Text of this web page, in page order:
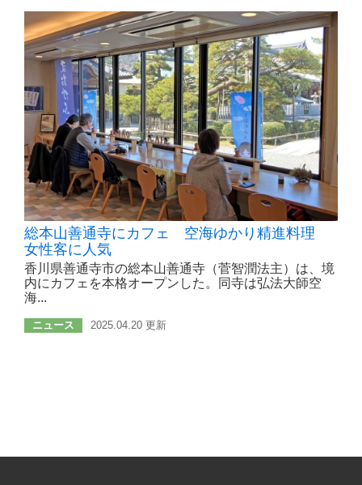
総本山善通寺にカフェ 空海ゆかり精進料理
女性客に人気
香川県善通寺市の総本山善通寺（菅智潤法主）は、境
内にカフェを本格オープンした。同寺は弘法大師空
海...
ニュース 2025.04.20 更新